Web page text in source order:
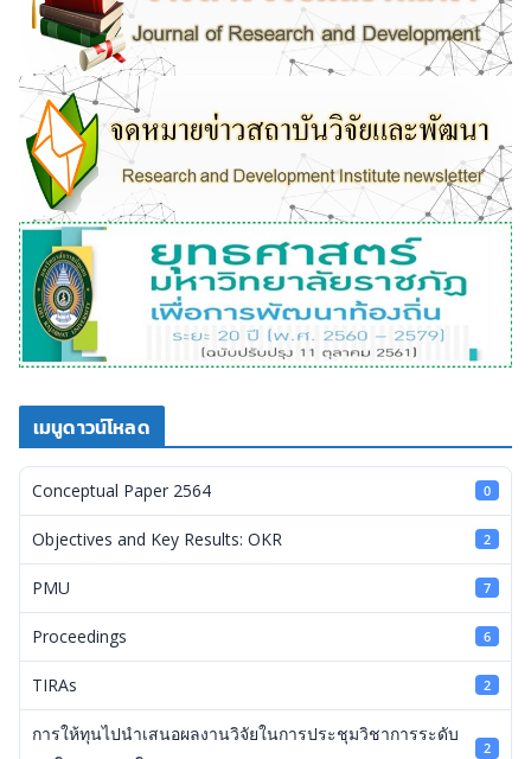
เมนูดาวน์โหลด
Conceptual Paper 2564 0
Objectives and Key Results: OKR 2
PMU 7
Proceedings 6
TIRAs 2
การให้ทุนไปนำเสนอผลงานวิจัยในการประชุมวิชาการระดับ
2